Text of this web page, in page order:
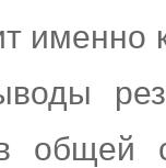
именно
общей